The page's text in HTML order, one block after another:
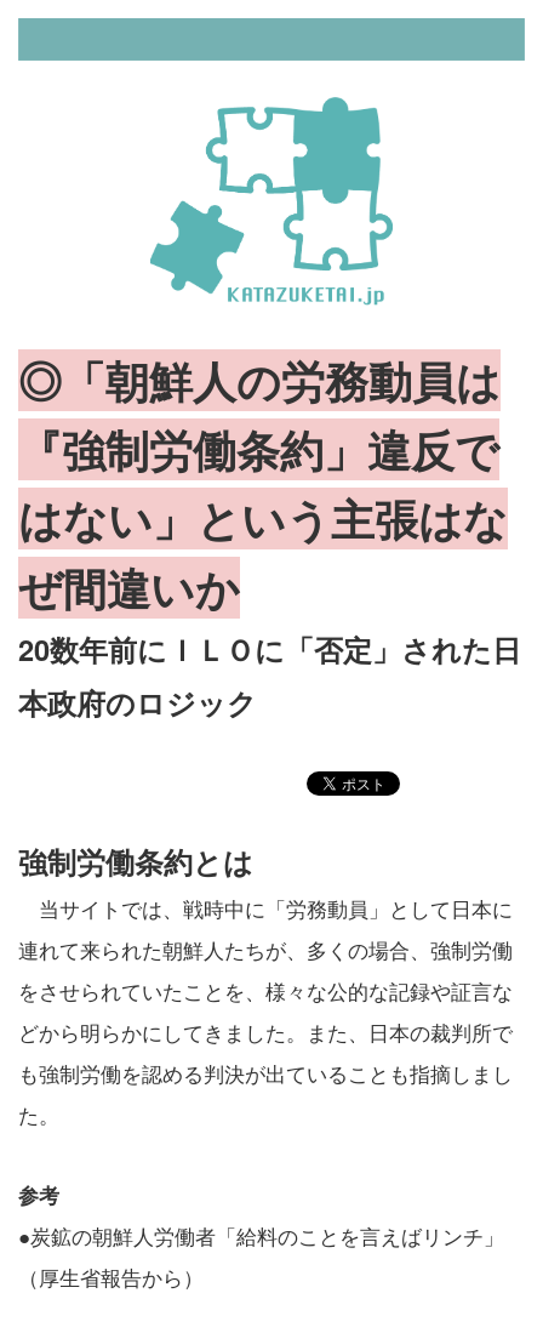
◎「朝鮮人の労務動員は
『強制労働条約」違反で
はない」という主張はな
ぜ間違いか
20数年前にＩＬＯに「否定」された日
本政府のロジック
強制労働条約とは
当サイトでは、戦時中に「労務動員」として日本に
連れて来られた朝鮮人たちが、多くの場合、強制労働
をさせられていたことを、様々な公的な記録や証言な
どから明らかにしてきました。また、日本の裁判所で
も強制労働を認める判決が出ていることも指摘しまし
た。
参考
●炭鉱の朝鮮人労働者「給料のことを言えばリンチ」
（厚生省報告から）